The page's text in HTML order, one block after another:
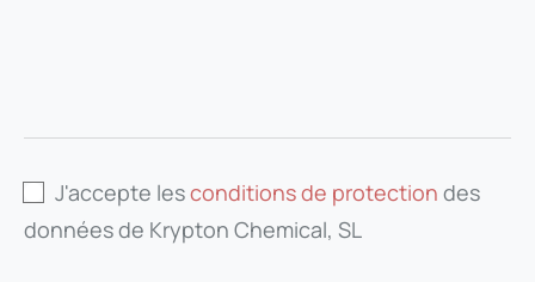
J'accepte lesconditions de protection des
données de Krypton Chemical, SL